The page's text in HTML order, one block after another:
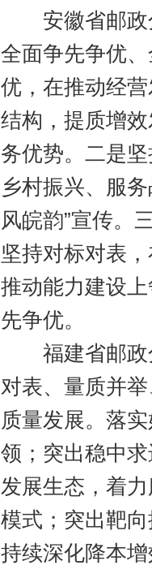
安徽省邮政分
全面争先争优
优，在推动经
结构，提质增
务优势。二是
乡村振兴、服
风皖韵”宣传。
坚持对标对表
推动能力建设
先争优。
福建省邮政分
对表、量质并
质量发展。落
领；突出稳中
发展生态，着
模式；突出靶
持续深化降本